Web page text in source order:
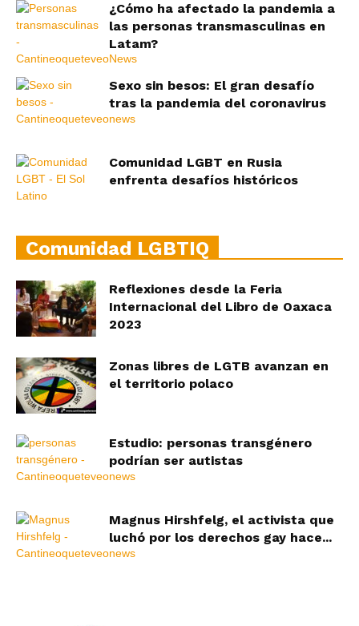
¿Cómo ha afectado la pandemia a
las personas transmasculinas en
Latam?
Sexo sin besos: El gran desafío
tras la pandemia del coronavirus
Comunidad LGBT en Rusia
enfrenta desafíos históricos
Comunidad LGBTIQ
Reflexiones desde la Feria
Internacional del Libro de Oaxaca
2023
Zonas libres de LGTB avanzan en
el territorio polaco
Estudio: personas transgénero
podrían ser autistas
Magnus Hirshfelg, el activista que
luchó por los derechos gay hace...